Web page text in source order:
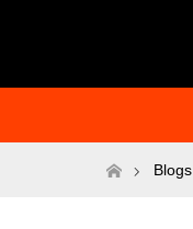
ホームBlogs